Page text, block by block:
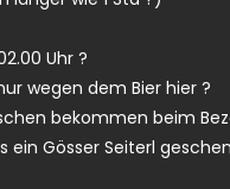
Uhr ?
wegen dem Bier hier ?
bekommen beim
ein Gösser Seiterl